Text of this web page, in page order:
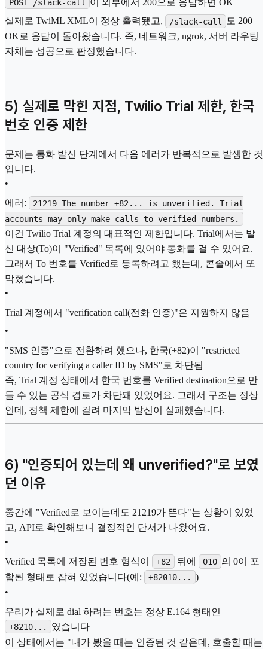
POST /slack-call
실제로 TwiML XML이 정상 출력됐고,
/slack-call
도 200
OK로 응답이 돌아왔습니다. 즉, 네트워크, ngrok, 서버 라우팅
자체는 성공으로 판정했습니다.
5) 실제로 막힌 지점, Twilio Trial 제한, 한국
번호 인증 제한
문제는 통화 발신 단계에서 다음 에러가 반복적으로 발생한 것
입니다.
•
에러:
21219 The number +82... is unverified. Trial
accounts may only make calls to verified numbers.
이건 Twilio Trial 계정의 대표적인 제한입니다. Trial에서는 발
신 대상(To)이 "Verified" 목록에 있어야 통화를 걸 수 있어요.
그래서 To 번호를 Verified로 등록하려고 했는데, 콘솔에서 또
막혔습니다.
•
Trial 계정에서 "verification call(전화 인증)"은 지원하지 않음
•
"SMS 인증"으로 전환하려 했으나, 한국(+82)이 "restricted
country for verifying a caller ID by SMS"로 차단됨
즉, Trial 계정 상태에서 한국 번호를 Verified destination으로 만
들 수 있는 공식 경로가 차단돼 있었어요. 그래서 구조는 정상
인데, 정책 제한에 걸려 마지막 발신이 실패했습니다.
6) "인증되어 있는데 왜 unverified?"로 보였
던 이유
중간에 "Verified로 보이는데도 21219가 뜬다"는 상황이 있었
고, API로 확인해보니 결정적인 단서가 나왔어요.
•
Verified 목록에 저장된 번호 형식이
+82 뒤에 010 의 0이 포
함된 형태로 잡혀 있었습니다(예:
+82010...
)
•
우리가 실제로 dial 하려는 번호는 정상 E.164 형태인
+8210...
였습니다
이 상태에서는 "내가 봤을 때는 인증된 것 같은데, 호출할 때는